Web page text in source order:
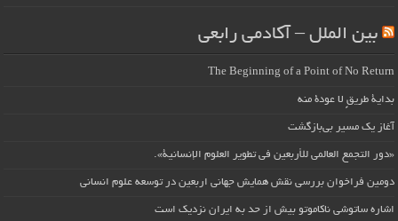
بین الملل – آکادمی رابعی
The Beginning of a Point of No Return
بداية طريقٍ لا عودة منه
آغاز یک مسیر بی‌بازگشت
«دور التجمع العالمي للأربعين في تطوير العلوم الإنسانية».
دومین فراخوان بررسی نقش همایش جهانی اربعین در توسعه علوم انسانی
اشاره ساتوشی ناکاموتو بیش از حد به ایران نزدیک است